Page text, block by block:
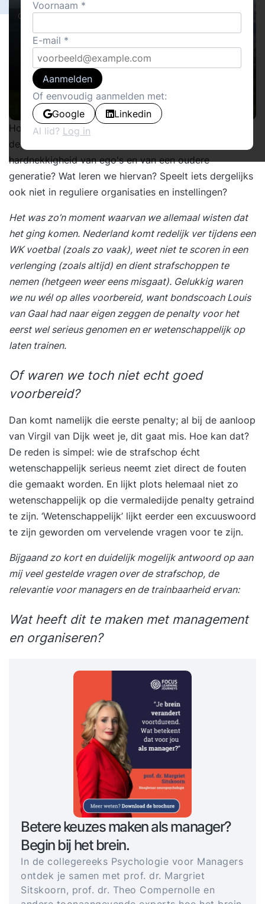
Cover stories
Hoe bestaat het? De basisprincipes voor succes met
de strafschop worden nog steeds niet benut. Is dit de
hardnekkigheid van ego's en van een oudere
generatie? Wat leren we hiervan? Speelt iets dergelijks
ook niet in reguliere organisaties en instellingen?
Het was zo’n moment waarvan we allemaal wisten dat
het ging komen. Nederland komt redelijk ver tijdens een
WK voetbal (zoals zo vaak), weet niet te scoren in een
verlenging (zoals altijd) en dient strafschoppen te
nemen (hetgeen weer eens misgaat). Gelukkig waren
we nu wél op alles voorbereid, want bondscoach Louis
van Gaal had naar eigen zeggen de penalty voor het
eerst wel serieus genomen en er wetenschappelijk op
laten trainen.
Of waren we toch niet echt goed
voorbereid?
Dan komt namelijk die eerste penalty; al bij de aanloop
van Virgil van Dijk weet je, dit gaat mis. Hoe kan dat?
De reden is simpel: wie de strafschop écht
wetenschappelijk serieus neemt ziet direct de fouten
die gemaakt worden. En lijkt plots helemaal niet zo
wetenschappelijk op die vermaledijde penalty getraind
te zijn. ‘Wetenschappelijk’ lijkt eerder een excuuswoord
te zijn geworden om vervelende vragen voor te zijn.
Bijgaand zo kort en duidelijk mogelijk antwoord op aan
mij veel gestelde vragen over de strafschop, de
relevantie voor managers en de trainbaarheid ervan:
Wat heeft dit te maken met management
en organiseren?
Betere keuzes maken als manager?
Begin bij het brein.
In de collegereeks Psychologie voor Managers
ontdek je samen met prof. dr. Margriet
Sitskoorn, prof. dr. Theo Compernolle en
Voornaam
E-mail
Aanmelden
Of eenvoudig aanmelden met:
Google
Linkedin
Al lid? Log in